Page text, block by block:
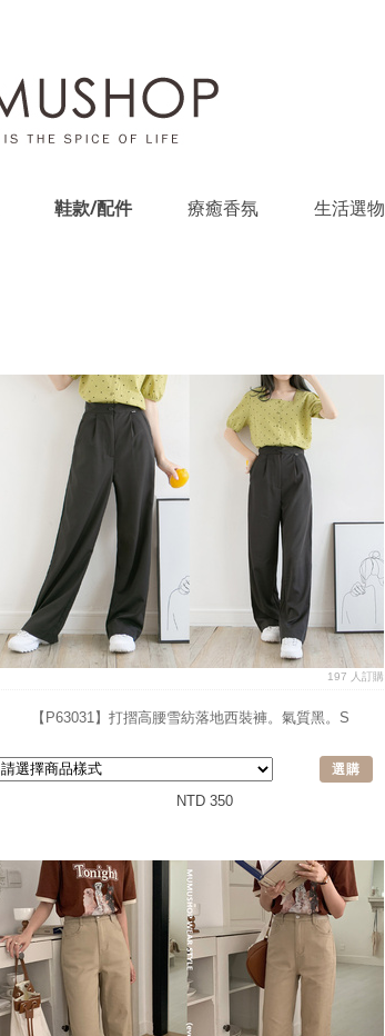
鞋款/配件 療癒香氛 生活選物
197 人訂購
【P63031】打摺高腰雪紡落地西裝褲。氣質黑。S
選購
NTD 350